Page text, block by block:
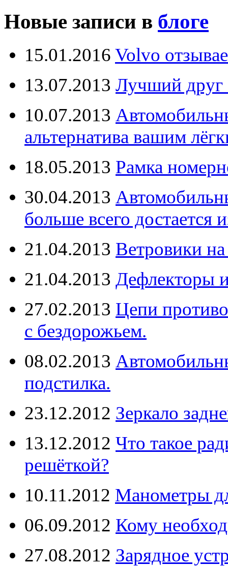
Новые записи в блоге
15.01.2016 Volvo
13.07.2013 Лучший друг
10.07.2013
альтернатива вашим
18.05.2013 Рамка
30.04.2013
больше всего достается
21.04.2013 Ветровики
21.04.2013 Дефлекторы
27.02.2013 Цепи
с бездорожьем.
08.02.2013
подстилка.
23.12.2012 Зеркало
13.12.2012 Что такое
решёткой?
10.11.2012 Манометры
06.09.2012 Кому
27.08.2012 Зарядное